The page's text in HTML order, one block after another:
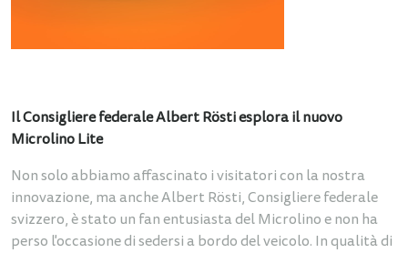
Il Consigliere federale Albert Rösti esplora il nuovo
Microlino Lite
Non solo abbiamo affascinato i visitatori con la nostra
innovazione, ma anche Albert Rösti, Consigliere federale
svizzero, è stato un fan entusiasta del Microlino e non ha
perso l'occasione di sedersi a bordo del veicolo. In qualità di